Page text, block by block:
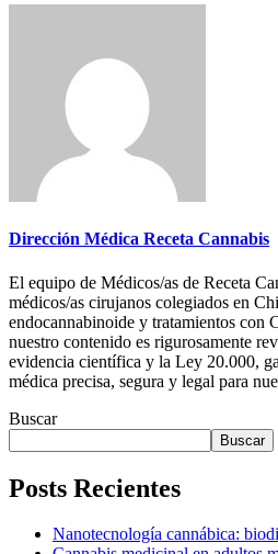
Dirección Médica Receta Cannabis
El equipo de Médicos/as de Receta
médicos/as cirujanos colegiados en
endocannabinoide y tratamientos con
nuestro contenido es rigurosamente
evidencia científica y la Ley 20.000,
médica precisa, segura y legal para
Buscar
Buscar
Posts Recientes
Nanotecnología cannábica: